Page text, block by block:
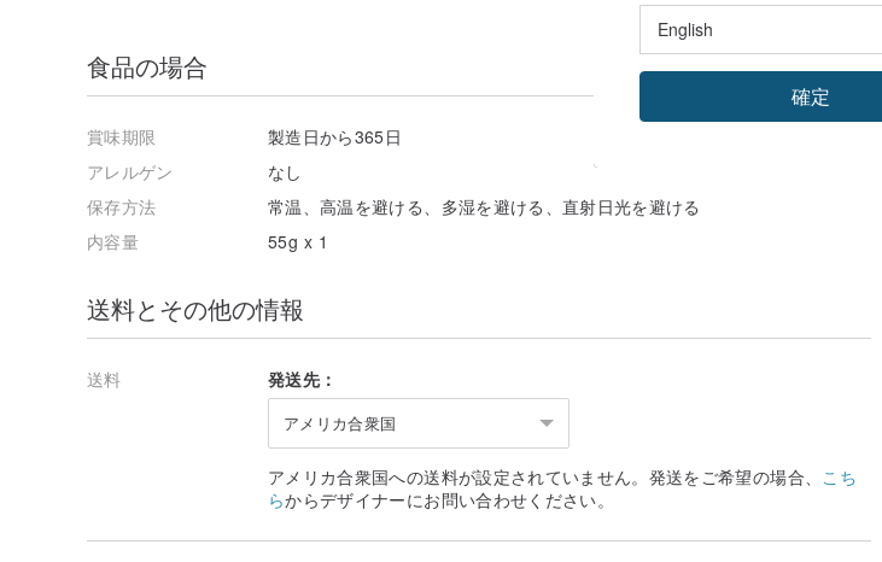
原産地：中国福建省福鼎
成分：100％すべての天然緑茶の葉
健康：ストレス解消、抗酸化、アンチエイジング
JasmineXiantao-「MingTeaRoom」が独占的に制作。
ジャスミン仙桃は、春に摘み取った白茶、ユリ、前里紅のつぼみと若い葉を手でボールに結びま
た花茶になります。
明茶屋手作りウーロン茶、フェニックス最高のシングル
原産地：広東省潮安区鳳凰山武偉村
成分：100％オールナチュラルウーロン茶
食品の場合
賞味期限
製造日から365日
アレルゲン
なし
保存方法
常温、高温を避ける、多湿を避ける、直射日光を避ける
内容量
55g x 1
送料とその他の情報
送料 発送先：
アメリカ合衆国
アメリカ合衆国への送料が設定されていません。発送をご希望の場合、 こち
らからデザイナーにお問い合わせください。
確定